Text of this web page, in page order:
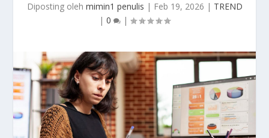
Diposting oleh mimin1 penulis | Feb 19, 2026 | TREND
| 0 |